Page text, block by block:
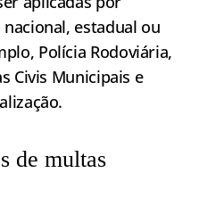
estadual ou
Polícia Rodoviária,
Civis Municipais e
de multas